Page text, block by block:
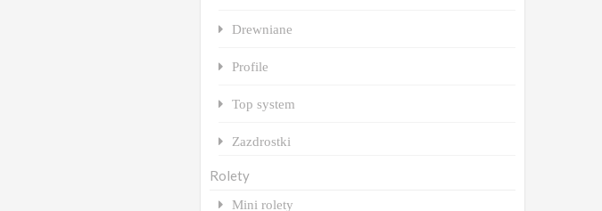
Drewniane
Profile
Top system
Zazdrostki
Rolety
Mini rolety